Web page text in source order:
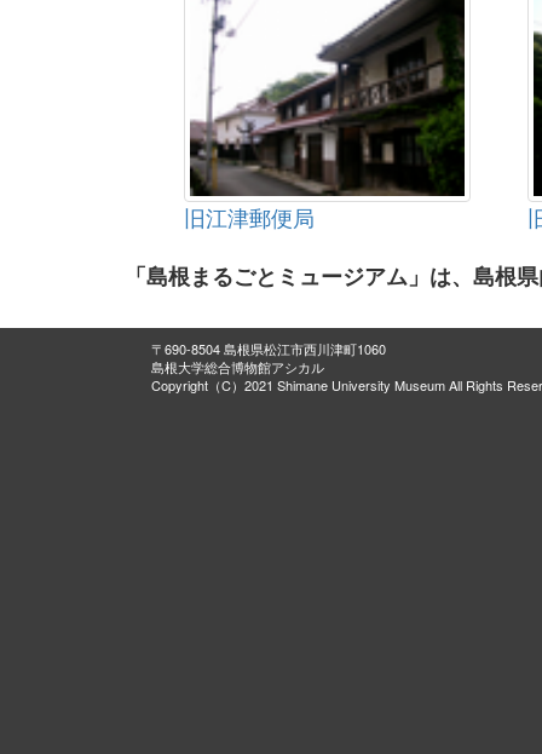
旧江津郵便局
「島根まるごとミュージアム」は、島根
〒690-8504 島根県松江市西川津町1060
島根大学総合博物館アシカル
Copyright（C）2021 Shimane University Museum All Rights